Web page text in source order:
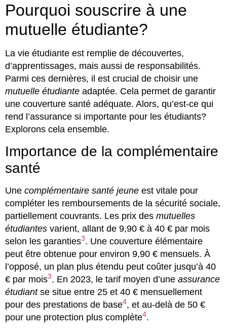
Pourquoi souscrire à une
mutuelle étudiante?
La vie étudiante est remplie de découvertes,
d’apprentissages, mais aussi de responsabilités.
Parmi ces dernières, il est crucial de choisir une
mutuelle étudiante adaptée. Cela permet de garantir
une couverture santé adéquate. Alors, qu’est-ce qui
rend l’assurance si importante pour les étudiants?
Explorons cela ensemble.
Importance de la complémentaire
santé
Une complémentaire santé jeune est vitale pour
compléter les remboursements de la sécurité sociale,
partiellement couvrants. Les prix des mutuelles
étudiantes varient, allant de 9,90 € à 40 € par mois
selon les garanties3. Une couverture élémentaire
peut être obtenue pour environ 9,90 € mensuels. À
l’opposé, un plan plus étendu peut coûter jusqu’à 40
€ par mois3. En 2023, le tarif moyen d’une assurance
étudiantse situe entre 25 et 40 € mensuellement
pour des prestations de base4, et au-delà de 50 €
pour une protection plus complète4.